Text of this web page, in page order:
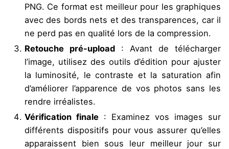
PNG. Ce format est meilleur pour les graphiques
avec des bords nets et des transparences, car il
ne perd pas en qualité lors de la compression.
Retouche pré-upload : Avant de télécharger
l’image, utilisez des outils d’édition pour ajuster
la luminosité, le contraste et la saturation afin
d’améliorer l’apparence de vos photos sans les
rendre irréalistes.
Vérification finale : Examinez vos images sur
différents dispositifs pour vous assurer qu’elles
apparaissent bien sous leur meilleur jour sur